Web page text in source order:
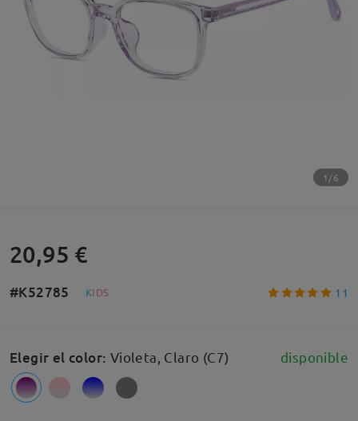
1/6
20,95 €
#K52785 KIDS 11
Elegir el color: Violeta, Claro (C7) disponible